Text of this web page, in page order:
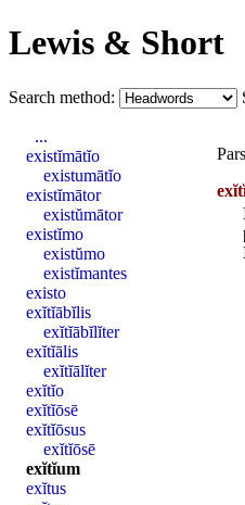
Lewis & Short
Search method:
...
existĭmātĭo
existumātĭo
existĭmātor
existŭmātor
existĭmo
existŭmo
existĭmantes
existo
exĭtĭābĭlis
exĭtĭābĭlĭter
exĭtĭālis
exĭtĭālĭter
exĭtĭo
exĭtĭōsē
exĭtĭōsus
exĭtĭōsē
exĭtĭum
exĭtus